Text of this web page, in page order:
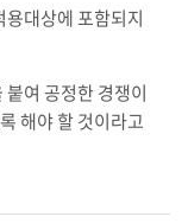
대상에 포함되지
여 공정한 경쟁이
해야 할 것이라고